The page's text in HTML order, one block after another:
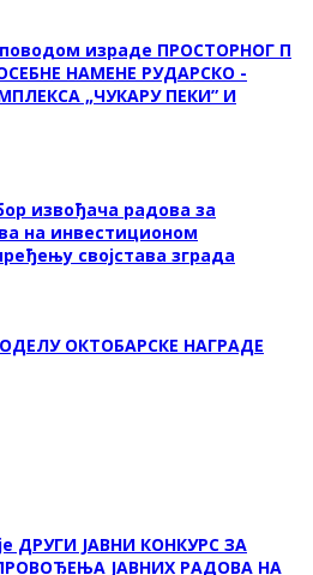
израде ПРОСТОРНОГ П
НАМЕНЕ РУДАРСКО -
„ЧУКАРУ ПЕКИ” И
извођача радова за
на инвестиционом
својстава зграда
ОКТOБАРСКЕ НАГРАДЕ
ДРУГИ ЈАВНИ КОНКУРС ЗА
ЈАВНИХ РАДОВА НА